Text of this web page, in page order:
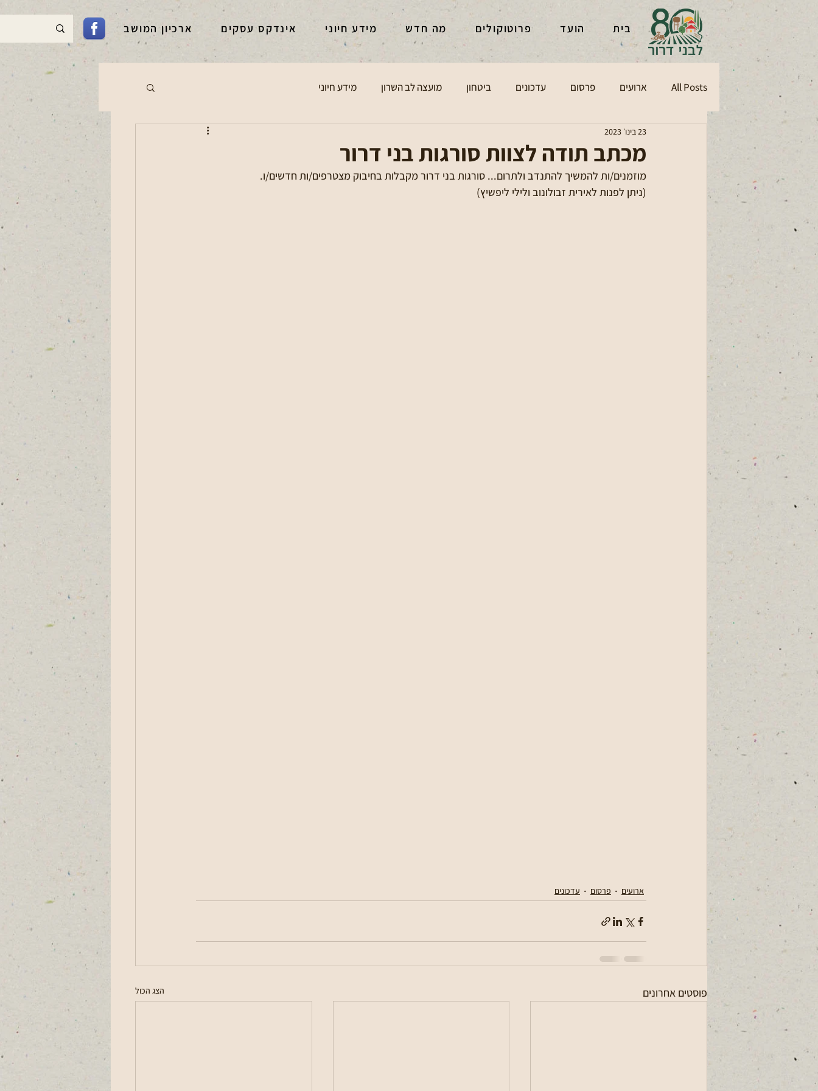
בית הועד פרוטוקולים מה חדש מידע חיוני אינדקס עסקים ארכיון המושב
All Posts ארועים פרסום עדכונים ביטחון מועצה לב השרון מידע חיוני
מכתב תודה לצוות סורגות בני דרור
23 בינו׳ 2023
מוזמנים/ות להמשיך להתנדב ולתרום... סורגות בני דרור מקבלות בחיבוק מצטרפים/ות חדשים/ו.
(ניתן לפנות לאירית זבולונוב ולילי ליפשיץ)
ארועים פרסום עדכונים
פוסטים אחרונים הצג הכול